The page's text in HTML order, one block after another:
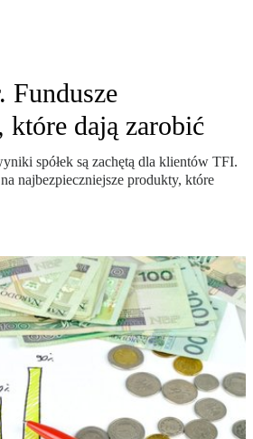
Fundusze
które dają zarobić
spółek są zachętą dla klientów TFI.
najbezpieczniejsze produkty, które